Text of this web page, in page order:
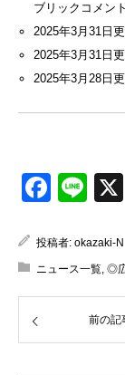
ブリックコメント
2025年3月31日
2025年3月31日
2025年3月28日
投稿者: okazaki-N
ニュース一覧, ◎
前の記